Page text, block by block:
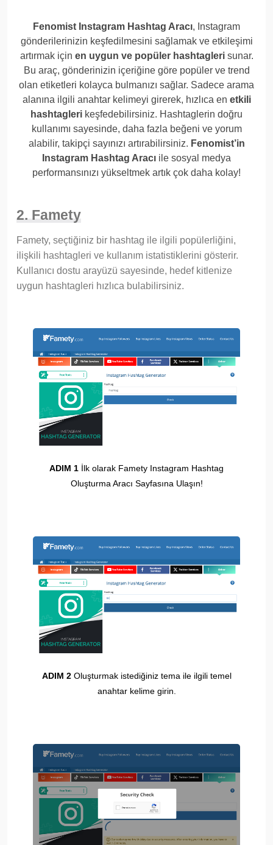
Fenomist Instagram Hashtag Aracı, Instagram
gönderilerinizin keşfedilmesini sağlamak ve etkileşimi
artırmak için en uygun ve popüler hashtaglerisunar.
Bu araç, gönderinizin içeriğine göre popüler ve trend
olan etiketleri kolayca bulmanızı sağlar. Sadece arama
alanına ilgili anahtar kelimeyi girerek, hızlıca en etkili
hashtagleri keşfedebilirsiniz. Hashtaglerin doğru
kullanımı sayesinde, daha fazla beğeni ve yorum
alabilir, takipçi sayınızı artırabilirsiniz. Fenomist’in
Instagram Hashtag Aracı ile sosyal medya
performansınızı yükseltmek artık çok daha kolay!
2. Famety
Famety, seçtiğiniz bir hashtag ile ilgili popülerliğini,
ilişkili hashtagleri ve kullanım istatistiklerini gösterir.
Kullanıcı dostu arayüzü sayesinde, hedef kitlenize
uygun hashtagleri hızlıca bulabilirsiniz.
ADIM 1 İlk olarak Famety Instagram Hashtag
Oluşturma Aracı Sayfasına Ulaşın!
ADIM 2 Oluşturmak istediğiniz tema ile ilgili temel
anahtar kelime girin.